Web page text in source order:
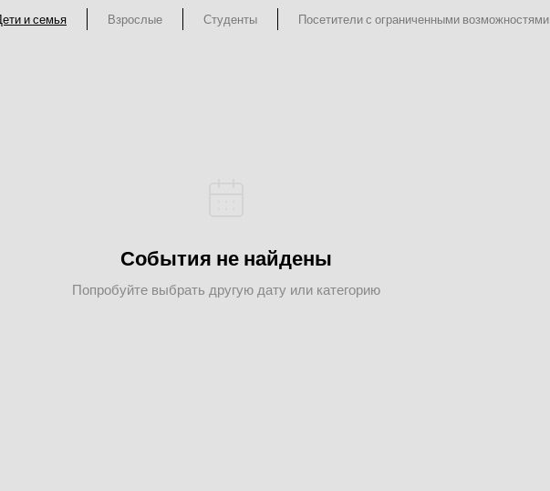
и семья Взрослые Студенты Посетители с ограниченными возможностями
События не найдены
Попробуйте выбрать другую дату или категорию